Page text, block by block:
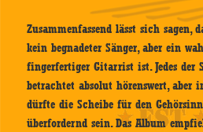
Zusammenfassend lässt sich sagen,
kein begnadeter Sänger, aber ein
fingerfertiger Gitarrist ist. Jedes
betrachtet absolut hörenswert, aber
dürfte die Scheibe für den
überfordernd sein. Das Album